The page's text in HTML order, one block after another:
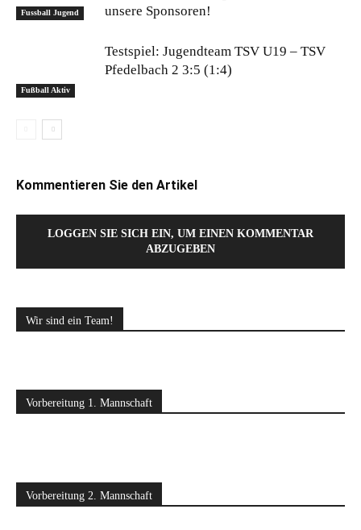
Fussball Jugend
unsere Sponsoren!
Fußball Aktiv
Testspiel: Jugendteam TSV U19 – TSV
Pfedelbach 2 3:5 (1:4)
Kommentieren Sie den Artikel
LOGGEN SIE SICH EIN, UM EINEN KOMMENTAR
ABZUGEBEN
Wir sind ein Team!
Vorbereitung 1. Mannschaft
Vorbereitung 2. Mannschaft